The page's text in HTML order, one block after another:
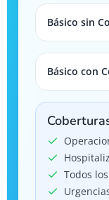
Básico sin
Básico con
Todos